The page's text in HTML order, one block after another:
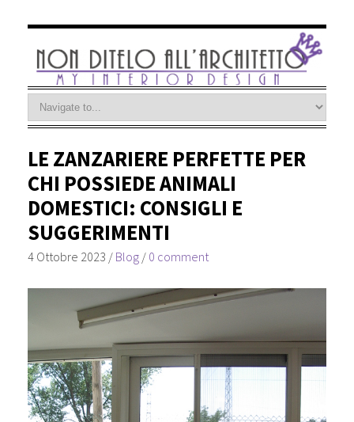
LE ZANZARIERE PERFETTE PER
CHI POSSIEDE ANIMALI
DOMESTICI: CONSIGLI E
SUGGERIMENTI
4 Ottobre 2023 / Blog/ 0 comment